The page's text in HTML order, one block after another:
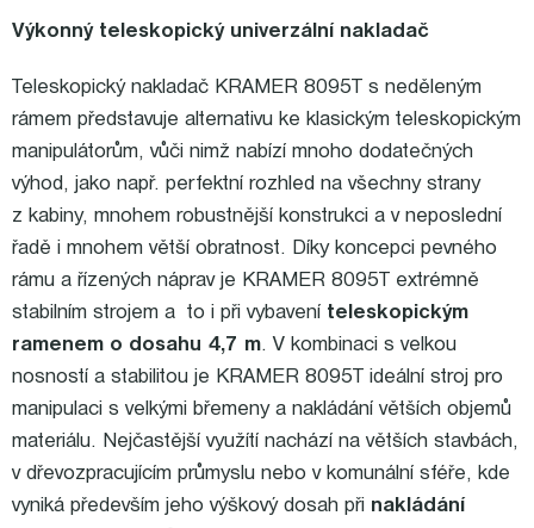
Výkonný teleskopický univerzální nakladač
Teleskopický nakladač KRAMER 8095T s neděleným
rámem představuje alternativu ke klasickým teleskopickým
manipulátorům, vůči nimž nabízí mnoho dodatečných
výhod, jako např. perfektní rozhled na všechny strany
z kabiny, mnohem robustnější konstrukci a v neposlední
řadě i mnohem větší obratnost. Díky koncepci pevného
rámu a řízených náprav je KRAMER 8095T extrémně
stabilním strojem a to i při vybavení teleskopickým
ramenem o dosahu 4,7 m. V kombinaci s velkou
nosností a stabilitou je KRAMER 8095T ideální stroj pro
manipulaci s velkými břemeny a nakládání větších objemů
materiálu. Nejčastější využítí nachází na větších stavbách,
v dřevozpracujícím průmyslu nebo v komunální sféře, kde
vyniká především jeho výškový dosah při nakládání